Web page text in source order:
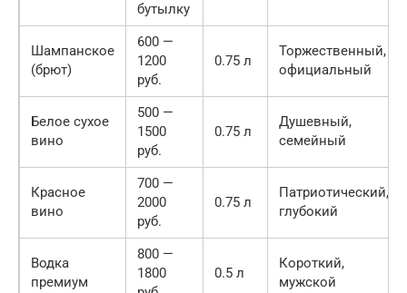
бутылку
Шампанское
(брют)
600 —
1200
руб.
0.75 л
Торжественный,
официальный
Белое сухое
вино
500 —
1500
руб.
0.75 л
Душевный,
семейный
Красное
вино
700 —
2000
руб.
0.75 л
Патриотический,
глубокий
Водка
премиум
800 —
1800
0.5 л
Короткий,
мужской